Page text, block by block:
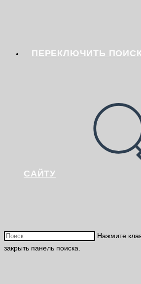
ПЕРЕКЛЮЧИТЬ
САЙТУ
Нажмите
закрыть панель поиска.